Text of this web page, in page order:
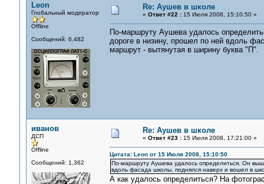
Leon
Глобальный модератор
Offline
Сообщений: 6,482
Re: Аушев в школе
« Ответ #22 :15 Июля 2008, 15:10:50 »
По-маршруту Аушева удалось
дороге в низину, прошел по ней вдоль
маршрут - вытянутая в ширину буква "П".
иванов
ДСП
Offline
Сообщений: 1,362
Re: Аушев в школе
« Ответ #23 :15 Июля 2008, 17:21:00 »
Цитата: Leon от 15 Июля 2008, 15:10:50
По-маршруту Аушева удалось определиться. Он
вдоль фасада школы, поднялся наверх и вошел в
А как удалось определиться? На